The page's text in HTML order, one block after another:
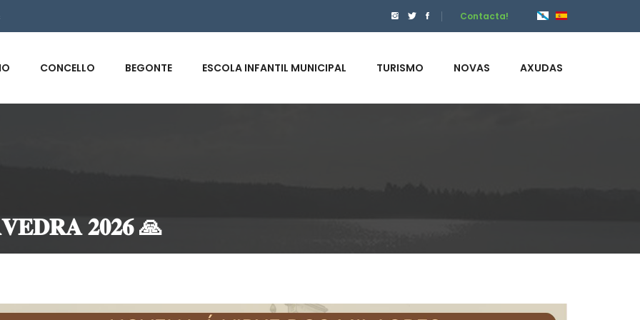
Contacta!
CONCELLO BEGONTE ESCOLA INFANTIL MUNICIPAL TURISMO NOVAS AXUDAS
𝟐𝟎𝟐𝟔 🙏